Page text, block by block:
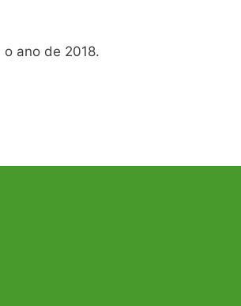
ano de 2018.